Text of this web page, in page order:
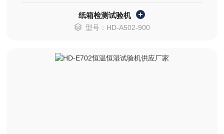
纸箱检测试验机
型号：HD-A502-900